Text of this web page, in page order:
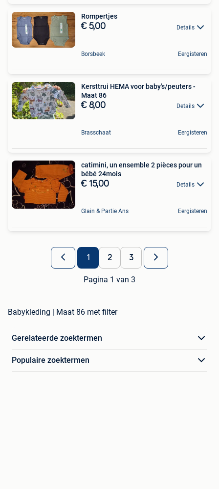
Rompertjes
€ 5,00 Details
Borsbeek Eergisteren
Kersttrui HEMA voor baby's/peuters -
Maat 86
€ 8,00 Details
Brasschaat Eergisteren
catimini, un ensemble 2 pièces pour un
bébé 24mois
€ 15,00 Details
Glain & Partie Ans Eergisteren
1 2 3
Pagina 1 van 3
Babykleding | Maat 86 met filter
Gerelateerde zoektermen
Populaire zoektermen